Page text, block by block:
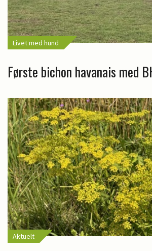
Livet med hund
Første bichon havanais med
Aktuelt